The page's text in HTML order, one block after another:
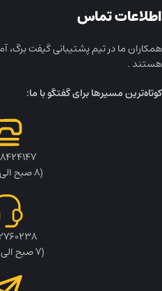
اطلاعات تماس
همکاران ما در تیم پشتیبانی گیفت برگ،
هستند .
کوتاه‌ترین مسیرها برای گفتگو با ما:
۰۲۱-
(۸ صبح الی ۸ شب)
(۷ صبح الی ۱۲ شب)